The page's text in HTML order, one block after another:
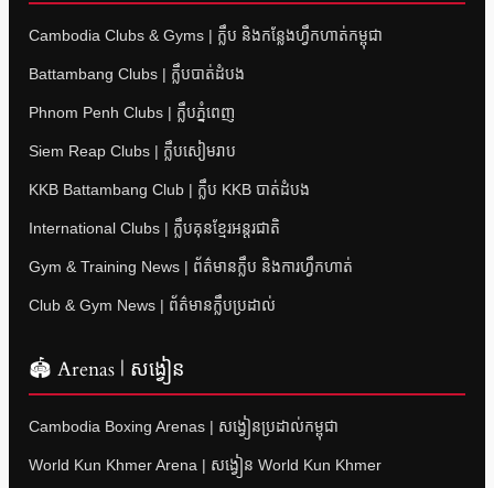
Cambodia Clubs & Gyms | ក្លឹប និងកន្លែងហ្វឹកហាត់កម្ពុជា
Battambang Clubs | ក្លឹបបាត់ដំបង
Phnom Penh Clubs | ក្លឹបភ្នំពេញ
Siem Reap Clubs | ក្លឹបសៀមរាប
KKB Battambang Club | ក្លឹប KKB បាត់ដំបង
International Clubs | ក្លឹបគុនខ្មែរអន្តរជាតិ
Gym & Training News | ព័ត៌មានក្លឹប និងការហ្វឹកហាត់
Club & Gym News | ព័ត៌មានក្លឹបប្រដាល់
🏟 Arenas | សង្វៀន
Cambodia Boxing Arenas | សង្វៀនប្រដាល់កម្ពុជា
World Kun Khmer Arena | សង្វៀន World Kun Khmer